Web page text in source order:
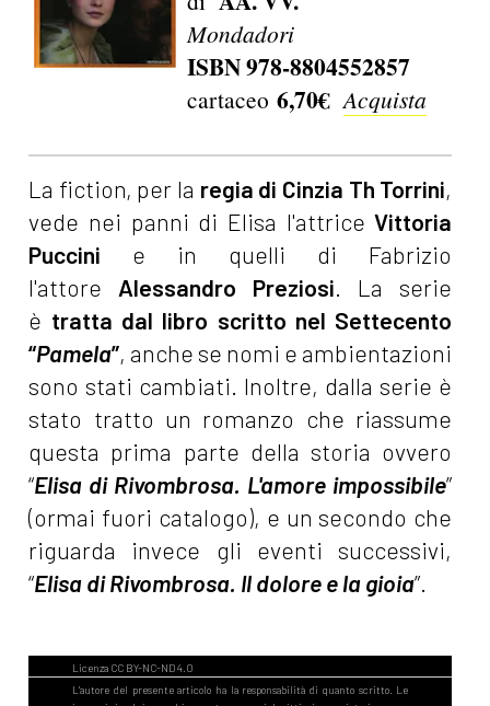
Mondadori
ISBN 978-8804552857
cartaceo 6,70€Acquista
La fiction, per la regia di Cinzia Th Torrini,
vede nei panni di Elisa l'attriceVittoria
Puccini e in quelli di Fabrizio
l'attore Alessandro Preziosi. La serie
è tratta dal libro scritto nel Settecento
“Pamela”, anche se nomi e ambientazioni
sono stati cambiati. Inoltre, dalla serie è
stato tratto un romanzo che riassume
questa prima parte della storia ovvero
“Elisa di Rivombrosa. L'amore impossibile”
(ormai fuori catalogo), e un secondo che
riguarda invece gli eventi successivi,
“Elisa di Rivombrosa. Il dolore e la gioia”.